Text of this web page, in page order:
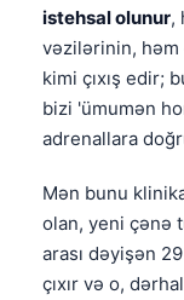
istehsal olunur,
vəzilərinin,
kimi çıxış edir;
bizi 'ümumən
adrenallara
Mən bunu
olan, yeni çənə
arası dəyişən
çıxır və o,